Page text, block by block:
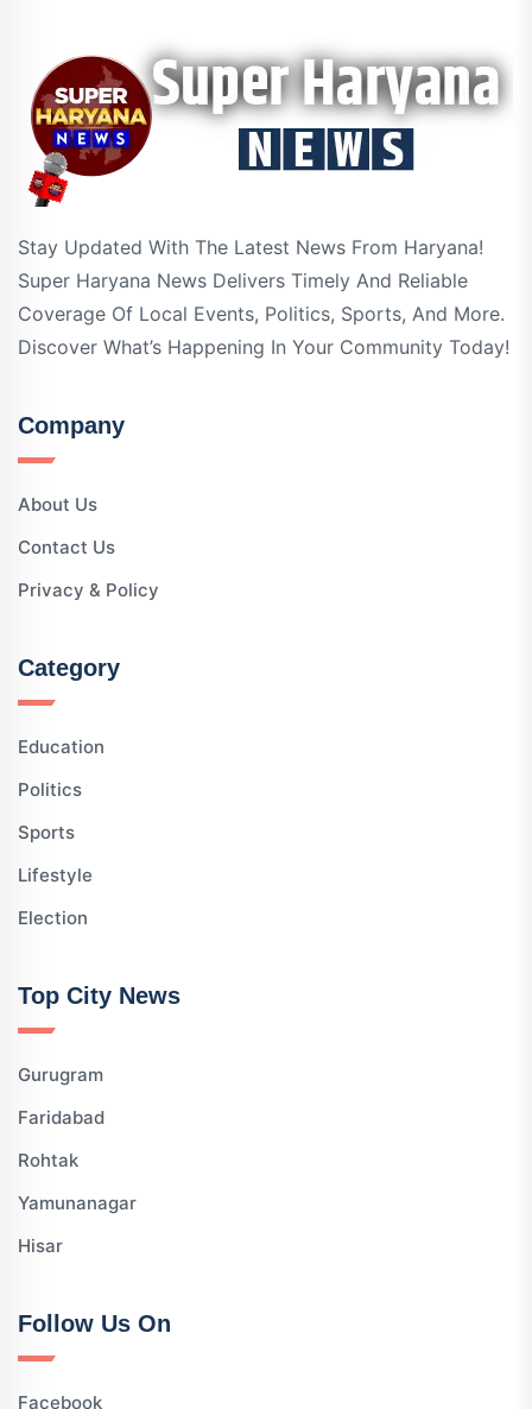
Stay Updated With The Latest News From Haryana!
Super Haryana News Delivers Timely And Reliable
Coverage Of Local Events, Politics, Sports, And More.
Discover What’s Happening In Your Community Today!
Company
About Us
Contact Us
Privacy & Policy
Category
Education
Politics
Sports
Lifestyle
Election
Top City News
Gurugram
Faridabad
Rohtak
Yamunanagar
Hisar
Follow Us On
Facebook